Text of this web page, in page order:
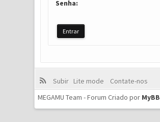
Senha:
Subir Lite mode
Contate-nos
MEGAMU Team - Forum Criado por MyBB